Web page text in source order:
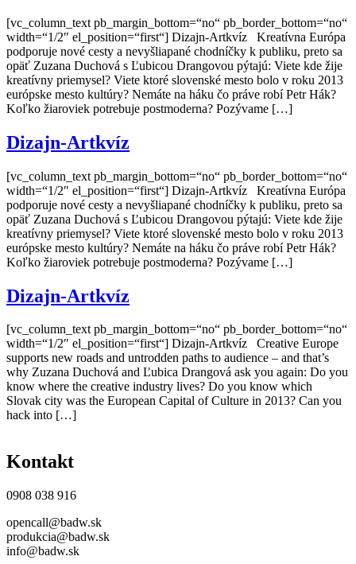
[vc_column_text pb_margin_bottom=“no“ pb_border_bottom=“no“
width=“1/2″ el_position=“first“] Dizajn-Artkvíz Kreatívna Európa
podporuje nové cesty a nevyšliapané chodníčky k publiku, preto sa
opäť Zuzana Duchová s Ľubicou Drangovou pýtajú: Viete kde žije
kreatívny priemysel? Viete ktoré slovenské mesto bolo v roku 2013
európske mesto kultúry? Nemáte na háku čo práve robí Petr Hák?
Koľko žiaroviek potrebuje postmoderna? Pozývame […]
Dizajn-Artkvíz
[vc_column_text pb_margin_bottom=“no“ pb_border_bottom=“no“
width=“1/2″ el_position=“first“] Dizajn-Artkvíz Kreatívna Európa
podporuje nové cesty a nevyšliapané chodníčky k publiku, preto sa
opäť Zuzana Duchová s Ľubicou Drangovou pýtajú: Viete kde žije
kreatívny priemysel? Viete ktoré slovenské mesto bolo v roku 2013
európske mesto kultúry? Nemáte na háku čo práve robí Petr Hák?
Koľko žiaroviek potrebuje postmoderna? Pozývame […]
Dizajn-Artkvíz
[vc_column_text pb_margin_bottom=“no“ pb_border_bottom=“no“
width=“1/2″ el_position=“first“] Dizajn-Artkvíz Creative Europe
supports new roads and untrodden paths to audience – and that’s
why Zuzana Duchová and Ľubica Drangová ask you again: Do you
know where the creative industry lives? Do you know which
Slovak city was the European Capital of Culture in 2013? Can you
hack into […]
Kontakt
0908 038 916
opencall@badw.sk
produkcia@badw.sk
info@badw.sk